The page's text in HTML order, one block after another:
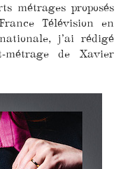
métrages proposés
Télévision en
j’ai rédigé
de Xavier